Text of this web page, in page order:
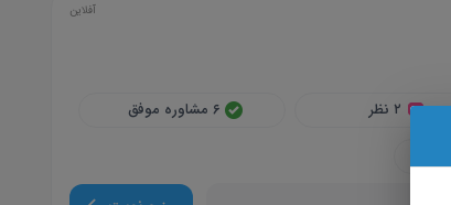
آفلاین
۲ نظر
۶ مشاوره موفق